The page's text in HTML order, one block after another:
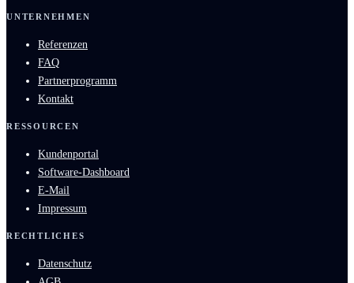
UNTERNEHMEN
Referenzen
FAQ
Partnerprogramm
Kontakt
RESSOURCEN
Kundenportal
Software-Dashboard
E-Mail
Impressum
RECHTLICHES
Datenschutz